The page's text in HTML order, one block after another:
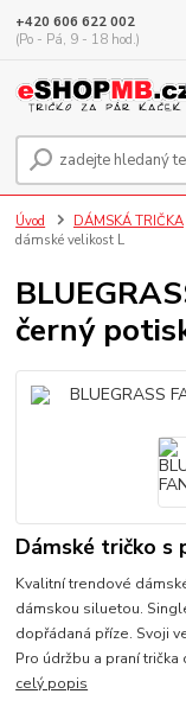
+420 606 622 002
(Po - Pá, 9 - 18 hod.)
Úvod DÁMSKÁ TRIČKA
dámské velikost L
černý
Dámské tričko s
Kvalitní trendové
dámskou siluetou.
dopřádaná příze. Svoji
Pro údržbu a praní trička
celý popis